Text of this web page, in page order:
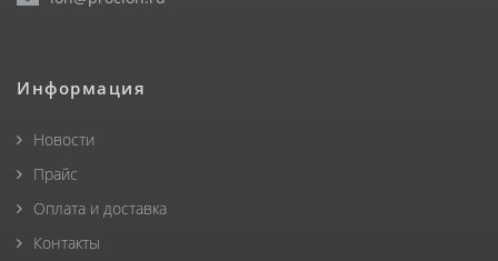
Информация
Новости
Прайс
Оплата и доставка
Контакты